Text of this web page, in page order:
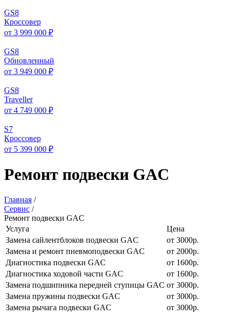
GS8
Кроссовер
от 3 999 000 ₽
GS8
Обновленный
от 3 949 000 ₽
GS8
Traveller
от 4 749 000 ₽
S7
Кроссовер
от 5 399 000 ₽
Ремонт подвески GAC
Главная /
Сервис /
Ремонт подвески GAC
Услуга
Цена
Замена сайлентблоков подвески GAC
от 3000р.
Замена и ремонт пневмоподвески GAC
от 2000р.
Диагностика подвески GAC
от 1600р.
Диагностика ходовой части GAC
от 1600р.
Замена подшипника передней ступицы GAC от 3000р.
Замена пружины подвески GAC
от 3000р.
Замена рычага подвески GAC
от 3000р.